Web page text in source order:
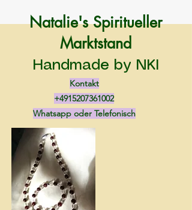
Natalie's Spiritueller
Marktstand
Handmade by NKI
Kontakt
+4915207361002
Whatsapp oder Telefonisch